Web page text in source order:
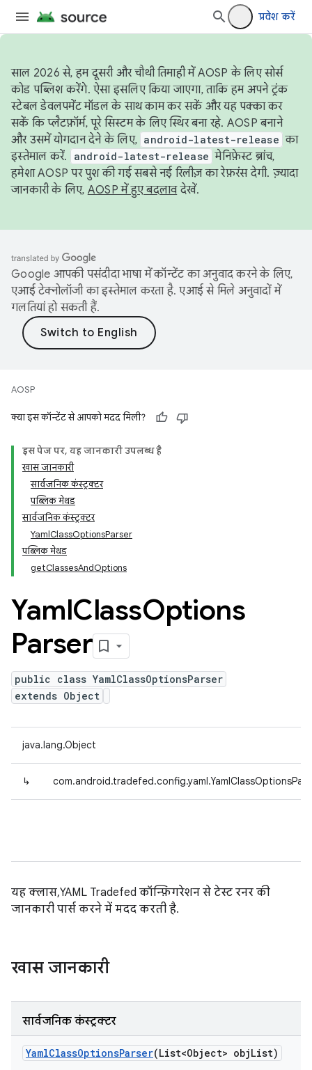
प्रवेश करें
साल 2026 से, हम दूसरी और चौथी तिमाही में AOSP के लिए सोर्स
कोड पब्लिश करेंगे. ऐसा इसलिए किया जाएगा, ताकि हम अपने ट्रंक
स्टेबल डेवलपमेंट मॉडल के साथ काम कर सकें और यह पक्का कर
सकें कि प्लैटफ़ॉर्म, पूरे सिस्टम के लिए स्थिर बना रहे. AOSP बनाने
और उसमें योगदान देने के लिए, android-latest-release का
इस्तेमाल करें.
android-latest-release मेनिफ़ेस्ट ब्रांच,
हमेशा AOSP पर पुश की गई सबसे नई रिलीज़ का रेफ़रंस देगी. ज़्यादा
जानकारी के लिए, AOSP में हुए बदलावदेखें.
Google आपकी पसंदीदा भाषा में कॉन्टेंट का अनुवाद करने के लिए,
एआई टेक्नोलॉजी का इस्तेमाल करता है. एआई से मिले अनुवादों में
गलतियां हो सकती हैं.
AOSP
क्या इस कॉन्टेंट से आपको मदद मिली?
इस पेज पर, यह जानकारी उपलब्ध है
खास जानकारी
सार्वजनिक कंस्ट्रक्टर
पब्लिक मेथड
सार्वजनिक कंस्ट्रक्टर
YamlClassOptionsParser
पब्लिक मेथड
getClassesAndOptions
YamlClassOptions
Parser
public class YamlClassOptionsParser
extends Object
java.lang.Object
↳
यह क्लास, YAML Tradefed कॉन्फ़िगरेशन से टेस्ट रनर की
जानकारी पार्स करने में मदद करती है.
खास जानकारी
सार्वजनिक कंस्ट्रक्टर
YamlClassOptionsParser(List<Object> objList)